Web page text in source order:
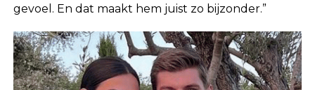
gevoel. En dat maakt hem juist zo bijzonder.”